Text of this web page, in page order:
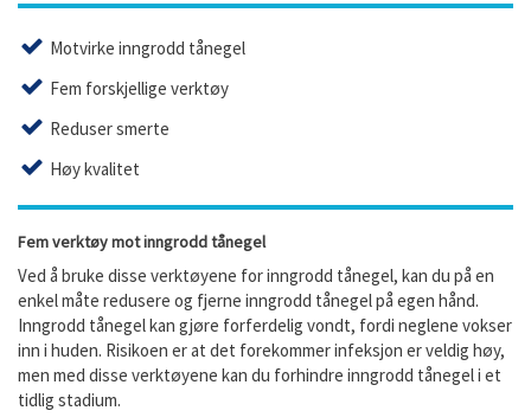
Motvirke inngrodd tånegel
Fem forskjellige verktøy
Reduser smerte
Høy kvalitet
Fem verktøy mot inngrodd tånegel
Ved å bruke disse verktøyene for inngrodd tånegel, kan du på en
enkel måte redusere og fjerne inngrodd tånegel på egen hånd.
Inngrodd tånegel kan gjøre forferdelig vondt, fordi neglene vokser
inn i huden. Risikoen er at det forekommer infeksjon er veldig høy,
men med disse verktøyene kan du forhindre inngrodd tånegel i et
tidlig stadium.